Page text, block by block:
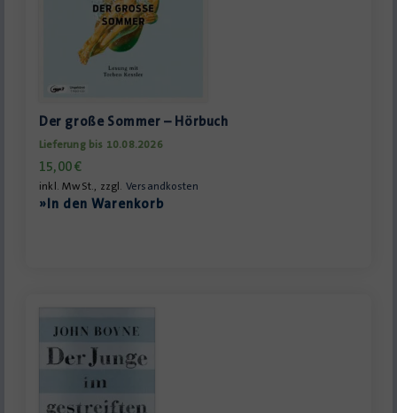
Der große Sommer – Hörbuch
Lieferung bis 10.08.2026
15,00€
inkl. MwSt., zzgl. Versandkosten
»In den Warenkorb